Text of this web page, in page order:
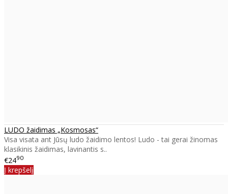
LUDO žaidimas „Kosmosas“
Visa visata ant Jūsų ludo žaidimo lentos! Ludo - tai gerai žinomas
klasikinis žaidimas, lavinantis s..
€2490
Į krepšelį